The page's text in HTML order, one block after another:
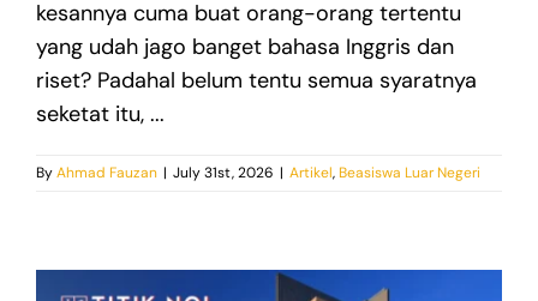
kesannya cuma buat orang-orang tertentu
yang udah jago banget bahasa Inggris dan
riset? Padahal belum tentu semua syaratnya
seketat itu, ...
ByAhmad Fauzan | July 31st, 2026 | Artikel, Beasiswa Luar Negeri